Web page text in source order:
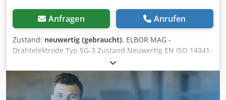
Anfragen Anrufen
Zustand: neuwertig (gebraucht), ELBOR MAG -
Drahtelektrode Typ SG-3 Zustand Neuwertig EN ISO 14341-
A- (2011) G 46 4M21 4Si1/G42 3C1 AWS A5. 18-05: ER70S-6
Dodpfx Ahoxbfnye Tock Durchmesser 1,0 mm 250 kg - Fass
noch ca. 230 kg im Fass verfügbar